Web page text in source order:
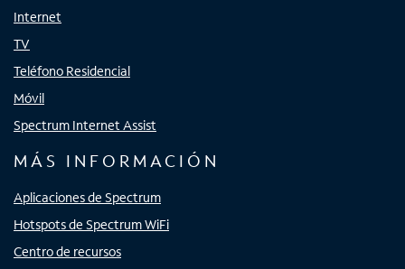
Internet
TV
Teléfono Residencial
Móvil
Spectrum Internet Assist
MÁS INFORMACIÓN
Aplicaciones de Spectrum
Hotspots de Spectrum WiFi
Centro de recursos